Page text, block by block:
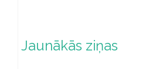
Jaunākās ziņas